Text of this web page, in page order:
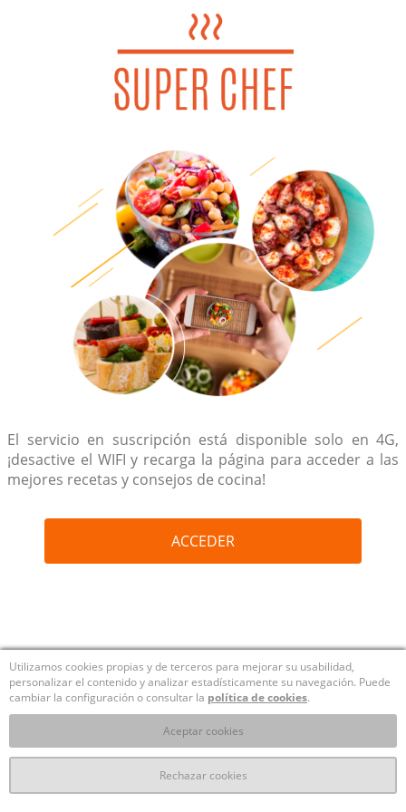
Utilizamos cookies propias y de terceros para mejorar su usabilidad,
personalizar el contenido y analizar estadísticamente su navegación. Puede
cambiar la configuración o consultar la política de cookies.
Aceptar cookies
Rechazar cookies
El servicio en suscripción está disponible solo en 4G,
¡desactive el WIFI y recarga la página para acceder a las
mejores recetas y consejos de cocina!
ACCEDER